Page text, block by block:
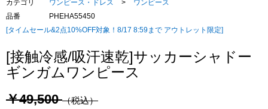
カテゴリ
ワンピース・ドレス >
ワンピース
品番
PHEHA55450
[タイムセール&2点10%OFF対象！8/17 8:59まで アウトレット限定]
[接触冷感/吸汗速乾]サッカーシャドー
ギンガムワンピース
￥49,500（税込）